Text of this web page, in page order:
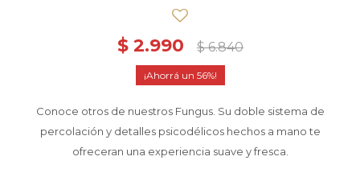
$ 2.990 $ 6.840
56
Conoce otros de nuestros Fungus. Su doble sistema de
percolación y detalles psicodélicos hechos a mano te
ofreceran una experiencia suave y fresca.